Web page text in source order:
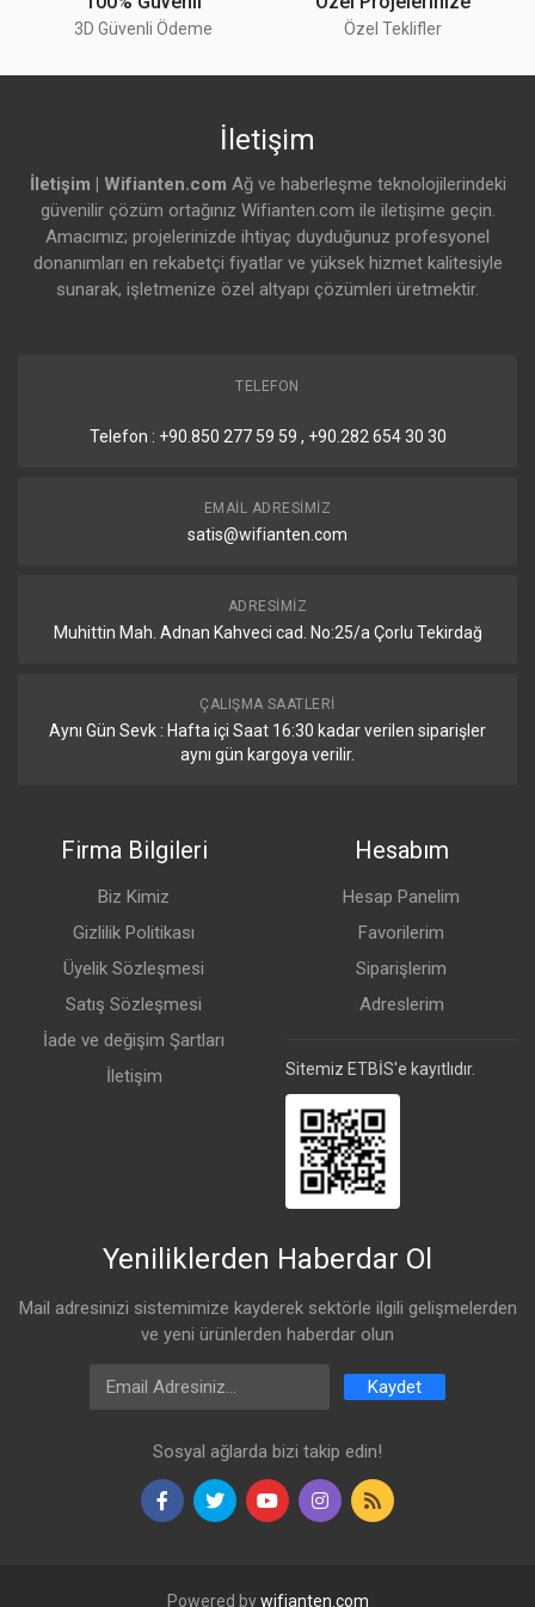
3D Güvenli Ödeme Özel Teklifler
İletişim
İletişim | Wifianten.com Ağ ve haberleşme teknolojilerindeki
güvenilir çözüm ortağınız Wifianten.com ile iletişime geçin.
Amacımız; projelerinizde ihtiyaç duyduğunuz profesyonel
donanımları en rekabetçi fiyatlar ve yüksek hizmet kalitesiyle
sunarak, işletmenize özel altyapı çözümleri üretmektir.
TELEFON
Telefon : +90.850 277 59 59 , +90.282 654 30 30
EMAIL ADRESIMIZ
satis@wifianten.com
ADRESIMIZ
Muhittin Mah. Adnan Kahveci cad. No:25/a Çorlu Tekirdağ
ÇALIŞMA SAATLERI
Aynı Gün Sevk : Hafta içi Saat 16:30 kadar verilen siparişler
aynı gün kargoya verilir.
Firma Bilgileri
Biz Kimiz
Gizlilik Politikası
Üyelik Sözleşmesi
Satış Sözleşmesi
İade ve değişim Şartları
İletişim
Hesabım
Hesap Panelim
Favorilerim
Siparişlerim
Adreslerim
Sitemiz ETBİS'e kayıtlıdır.
Yeniliklerden Haberdar Ol
Mail adresinizi sistemimize kayderek sektörle ilgili gelişmelerden
ve yeni ürünlerden haberdar olun
Email Address
Kaydet
Sosyal ağlarda bizi takip edin!
Powered bywifianten.com